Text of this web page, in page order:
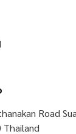
Road
Thailand